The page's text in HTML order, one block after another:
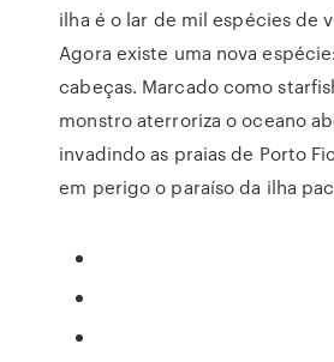
ilha é o lar de mil espécies de
Agora existe uma nova
cabeças. Marcado como
monstro aterroriza o oceano
invadindo as praias de Porto
em perigo o paraíso da ilha